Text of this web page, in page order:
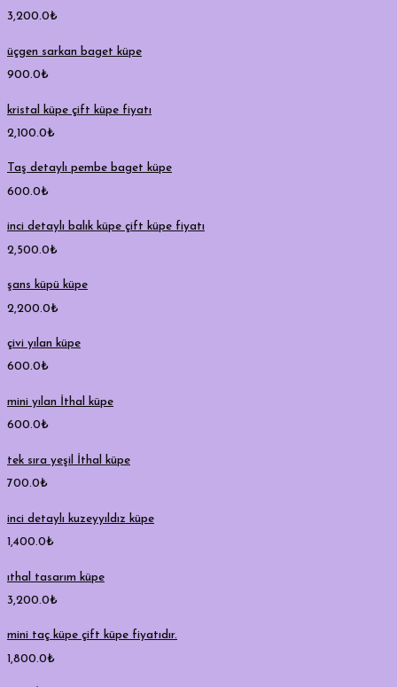
3,200.0₺
üçgen sarkan baget küpe
900.0₺
kristal küpe çift küpe fiyatı
2,100.0₺
Taş detaylı pembe baget küpe
600.0₺
inci detaylı balık küpe çift küpe fiyatı
2,500.0₺
şans küpü küpe
2,200.0₺
çivi yılan küpe
600.0₺
mini yılan İthal küpe
600.0₺
tek sıra yeşil İthal küpe
700.0₺
inci detaylı kuzeyyıldız küpe
1,400.0₺
ıthal tasarım küpe
3,200.0₺
mini taç küpe çift küpe fiyatıdır.
1,800.0₺